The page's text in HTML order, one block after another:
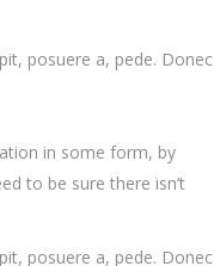
posuere a, pede. Donec
in some form, by
to be sure there isn’t
posuere a, pede. Donec